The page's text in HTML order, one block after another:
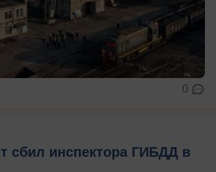
0
сбил инспектора ГИБДД в